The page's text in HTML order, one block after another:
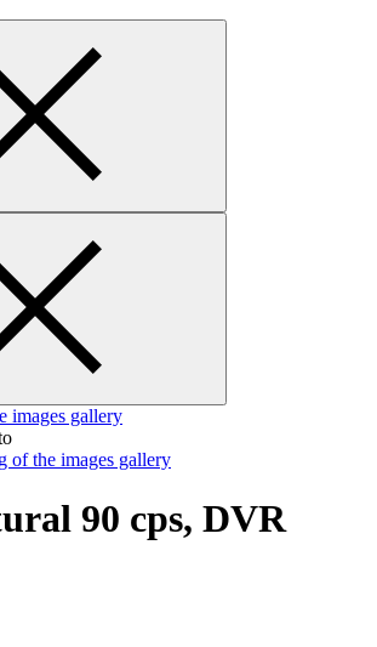
images gallery
of the images gallery
90 cps, DVR